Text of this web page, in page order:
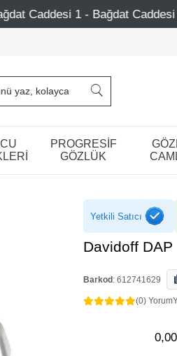
Caddesi 2 - Nişantaşı – Etiler
PROGRESİF
GÖZLÜK
Yetkili Satıcı
Davidoff
Barkod : 612741629
(0) Yorum